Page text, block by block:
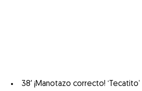
38′ ¡Manotazo correcto!